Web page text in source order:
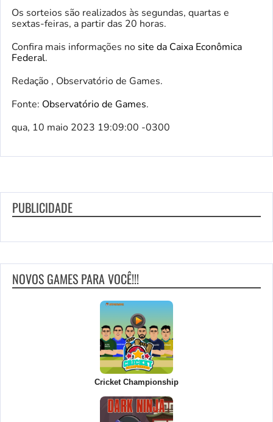
Os sorteios são realizados às segundas, quartas e
sextas-feiras, a partir das 20 horas.
Confira mais informações no site da Caixa Econômica
Federal.
Redação , Observatório de Games.
Fonte: Observatório de Games.
qua, 10 maio 2023 19:09:00 -0300
PUBLICIDADE
NOVOS GAMES PARA VOCÊ!!!
Cricket Championship